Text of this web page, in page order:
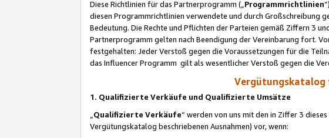
Diese Richtlinien für das Partnerprogramm („Programmrichtlinien
diesen Programmrichtlinien verwendete und durch Großschreibung
Bedeutung. Die Rechte und Pflichten der Parteien gemäß Ziffern 3
Partnerprogramm gelten nach Beendigung der Vereinbarung fort.
festgehalten: Jeder Verstoß gegen die Voraussetzungen für die
das Influencer Programm gilt als wesentlicher Verstoß gegen die
Vergütungskatalog
1. Qualifizierte Verkäufe und Qualifizierte Umsätze
Qualifizierte Verkäufe“ werden von uns mit den in Ziffer 3
Vergütungskatalog beschriebenen Ausnahmen) vor, wenn: